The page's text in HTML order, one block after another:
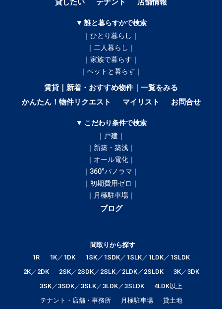
貸したい テナント 店舗情報
▼ 誰と暮らすかで検索
｜ひとり暮らし｜
｜二人暮らし｜
｜家族で暮らす｜
｜ペットと暮らす｜
賃貸｜新着・おすすめ物件｜一覧をみる
かんたん！物件リクエスト
マイリスト お問合せ
▼ こだわり条件で検索
｜戸建｜
｜新築・築浅｜
｜オール電化｜
｜360°パノラマ｜
｜初期費用ゼロ｜
｜月極駐車場｜
ブログ
間取りから探す
1R
1K／1DK
1SK／1SDK／1SLK／1LDK／1SLDK
2K／2DK
2SK／2SDK／2SLK／2LDK／2SLDK
3K／3DK
3SK／3SDK／3SLK／3LDK／3SLDK
4LDK以上
テナント・店舗・事務所
月極駐車場 貸土地